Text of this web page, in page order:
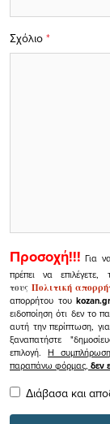
Σχόλιο *
Προσοχή!!! Για
πρέπει να
τουςΠολιτική
απορρήτου του
ειδοποίηση ότι δεν το
αυτή την περίπτωση,
ξαναπατήστε
επιλογή.Η
παραπάνω φόρμας, δεν
Διάβασα και